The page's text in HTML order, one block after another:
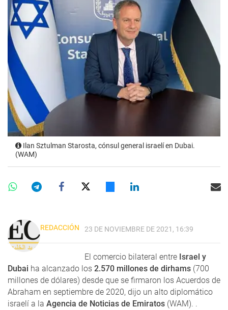
Ilan Sztulman Starosta, cónsul general israelí en Dubai.
(WAM)
REDACCIÓN 23 DE NOVIEMBRE DE 2021, 16:39
El comercio bilateral entre Israel y
Dubai ha alcanzado los 2.570 millones de dirhams (700
millones de dólares) desde que se firmaron los Acuerdos de
Abraham en septiembre de 2020, dijo un alto diplomático
israelí a la Agencia de Noticias de Emiratos (WAM). .